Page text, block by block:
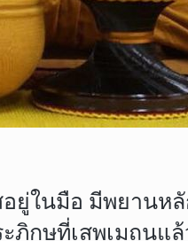
อยู่ในมือ มีพยาน
ภิกษุที่เสพเมถุน